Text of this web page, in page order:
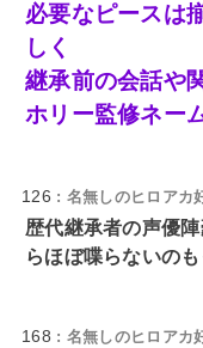
必要なピースは
しく
継承前の会話や
ホリー監修ネー
126 : 名無しのヒロアカ
歴代継承者の声優
らほぼ喋らないの
168 : 名無しのヒロアカ